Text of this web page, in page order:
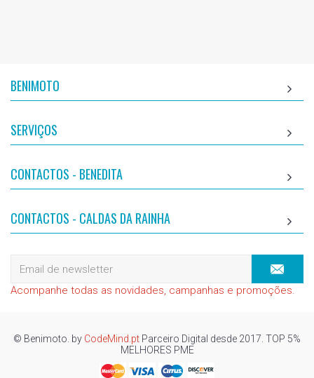
BENIMOTO
SERVIÇOS
CONTACTOS - BENEDITA
CONTACTOS - CALDAS DA RAINHA
Acompanhe todas as novidades, campanhas e promoções.
© Benimoto. by CodeMind.pt Parceiro Digital desde 2017. TOP 5%
MELHORES PME